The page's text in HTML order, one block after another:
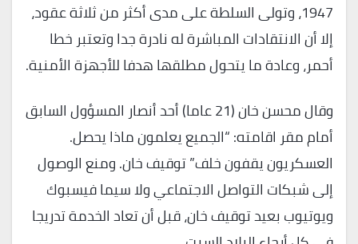
1947، وتولى السلطة على مدى أكثر من ثلاثة عقود،
إلا أن الانتقادات المباشرة له نادرة جدا وتعتبر خطا
أحمر، وعادة ما يتحول مطلقها هدفا للأجهزة الأمنية.
وقال محسن خان (21 عاما) أحد أنصار المسؤول السابق
أمام مقر اقامته: “الجميع يعلمون ماذا يحصل.
العسكريون يقفون خلف” توقيف خان. ومنع الوصول
إلى شبكات التواصل الاجتماعي ولا سيما فيسبوك
ويوتيوب بعيد توقيف خان، قبل أن تعاد الخدمة تدريجا